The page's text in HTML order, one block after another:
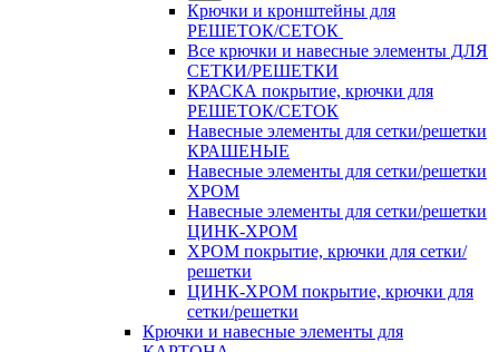
Крючки и кронштейны для
РЕШЕТОК/СЕТОК
Все крючки и навесные элементы ДЛЯ
СЕТКИ/РЕШЕТКИ
КРАСКА покрытие, крючки для
РЕШЕТОК/СЕТОК
Навесные элементы для сетки/решетки
КРАШЕНЫЕ
Навесные элементы для сетки/решетки
ХРОМ
Навесные элементы для сетки/решетки
ЦИНК-ХРОМ
ХРОМ покрытие, крючки для сетки/
решетки
ЦИНК-ХРОМ покрытие, крючки для
сетки/решетки
Крючки и навесные элементы для